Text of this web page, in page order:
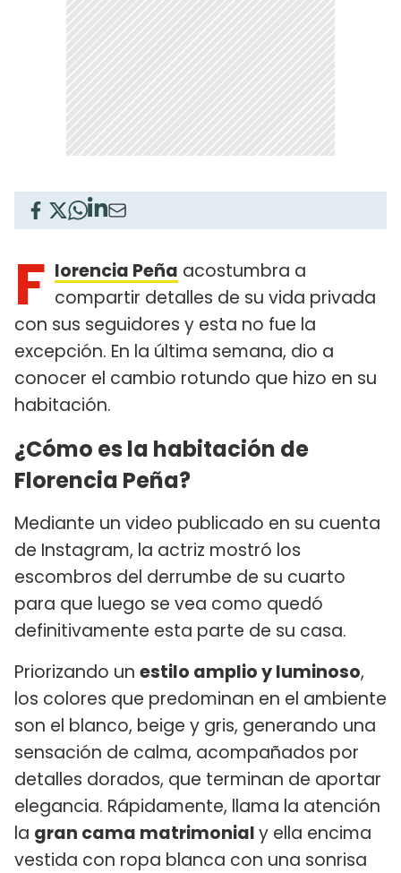
F lorencia Peña acostumbra a
compartir detalles de su vida privada
con sus seguidores y esta no fue la
excepción. En la última semana, dio a
conocer el cambio rotundo que hizo en su
habitación.
¿Cómo es la habitación de
Florencia Peña?
Mediante un video publicado en su cuenta
de Instagram, la actriz mostró los
escombros del derrumbe de su cuarto
para que luego se vea como quedó
definitivamente esta parte de su casa.
Priorizando un estilo amplio y luminoso,
los colores que predominan en el ambiente
son el blanco, beige y gris, generando una
sensación de calma, acompañados por
detalles dorados, que terminan de aportar
elegancia. Rápidamente, llama la atención
la gran cama matrimonialy ella encima
vestida con ropa blanca con una sonrisa